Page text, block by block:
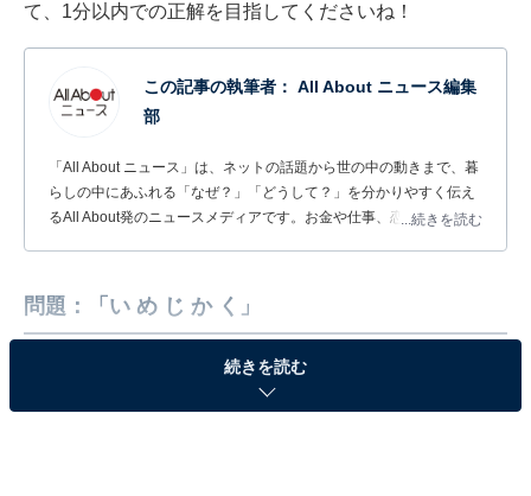
て、1分以内での正解を目指してくださいね！
この記事の執筆者： All About ニュース編集
部
「All About ニュース」は、ネットの話題から世の中の動きまで、暮
らしの中にあふれる「なぜ？」「どうして？」を分かりやすく伝え
るAll About発のニュースメディアです。お金や仕事、恋愛、ITに関
...続きを読む
問題：「い め じ か く」
続きを読む